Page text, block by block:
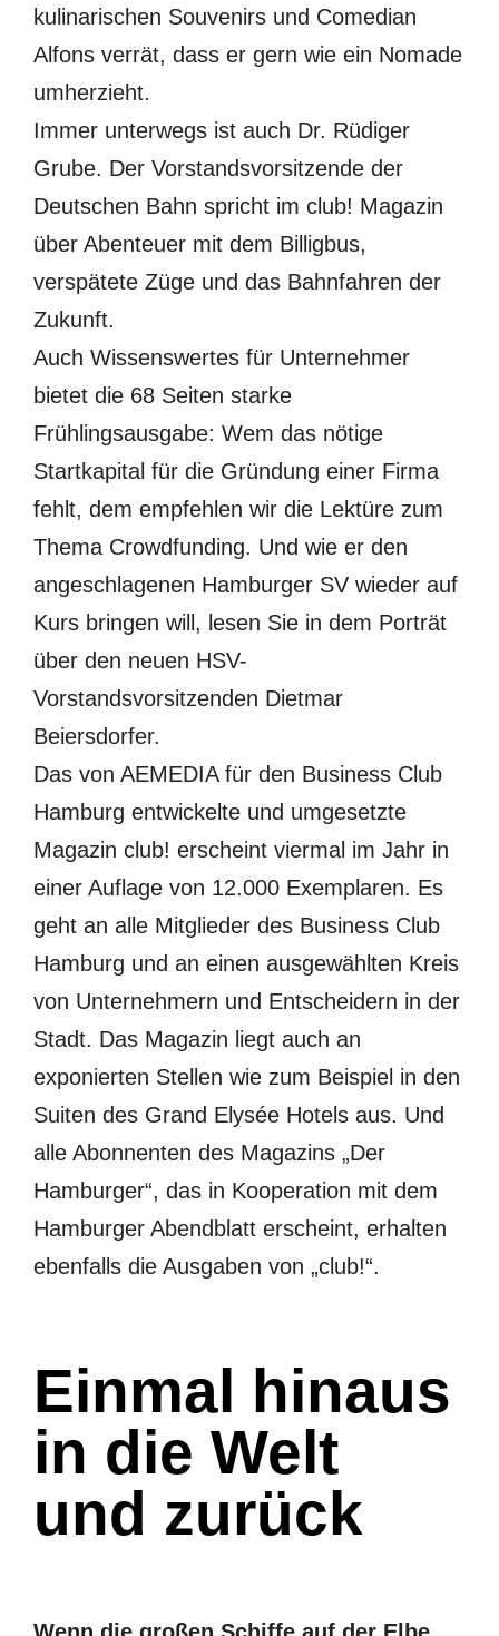
kulinarischen Souvenirs und Comedian
Alfons verrät, dass er gern wie ein Nomade
umherzieht.
Immer unterwegs ist auch Dr. Rüdiger
Grube. Der Vorstandsvorsitzende der
Deutschen Bahn spricht im club! Magazin
über Abenteuer mit dem Billigbus,
verspätete Züge und das Bahnfahren der
Zukunft.
Auch Wissenswertes für Unternehmer
bietet die 68 Seiten starke
Frühlingsausgabe: Wem das nötige
Startkapital für die Gründung einer Firma
fehlt, dem empfehlen wir die Lektüre zum
Thema Crowdfunding. Und wie er den
angeschlagenen Hamburger SV wieder auf
Kurs bringen will, lesen Sie in dem Porträt
über den neuen HSV-
Vorstandsvorsitzenden Dietmar
Beiersdorfer.
Das von AEMEDIA für den Business Club
Hamburg entwickelte und umgesetzte
Magazin club! erscheint viermal im Jahr in
einer Auflage von 12.000 Exemplaren. Es
geht an alle Mitglieder des Business Club
Hamburg und an einen ausgewählten Kreis
von Unternehmern und Entscheidern in der
Stadt. Das Magazin liegt auch an
exponierten Stellen wie zum Beispiel in den
Suiten des Grand Elysée Hotels aus. Und
alle Abonnenten des Magazins „Der
Hamburger“, das in Kooperation mit dem
Hamburger Abendblatt erscheint, erhalten
ebenfalls die Ausgaben von „club!“.
Einmal hinaus
in die Welt
und zurück
Wenn die großen Schiffe auf der Elbe